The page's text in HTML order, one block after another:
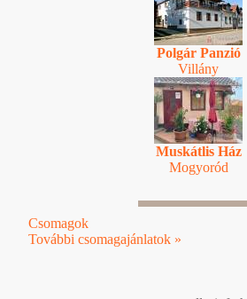
Polgár Panzió
Villány
Muskátlis Ház
Mogyoród
Csomagok
További csomagajánlatok »